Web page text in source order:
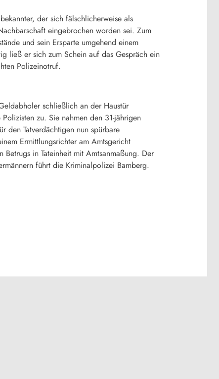
der sich fälschlicherweise als
eingebrochen worden sei. Zum
und sein Ersparte umgehend einem
ließ er sich zum Schein auf das Gespräch ein
Polizeinotruf.
schließlich an der Haustür
zu. Sie nahmen den 31-jährigen
den Tatverdächtigen nun spürbare
Ermittlungsrichter am Amtsgericht
in Tateinheit mit Amtsanmaßung. Der
führt die Kriminalpolizei Bamberg.